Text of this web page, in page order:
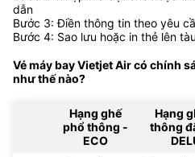
dẫn
Bước 3: Điền thông tin theo yêu
Bước 4: Sao lưu hoặc in thẻ lên tàu
Vé máy bay Vietjet Air có chính
như thế nào?
Hạng ghế
phổ thông -
ECO
Hạng
thông